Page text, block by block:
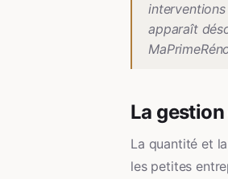
apparaît
La
La quantité et
les petites